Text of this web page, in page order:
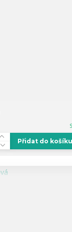
Přidat do košíku